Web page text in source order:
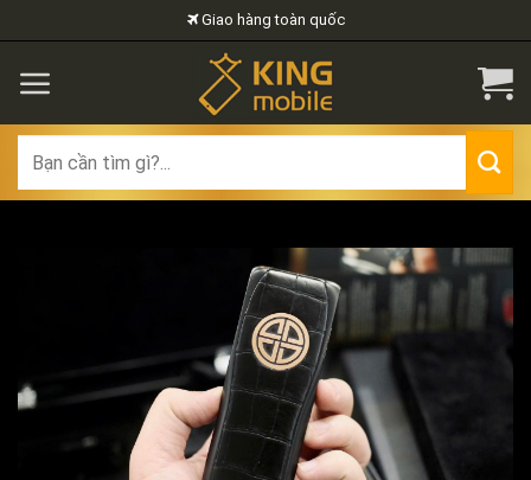
to
content
Giao hàng toàn quốc
for: